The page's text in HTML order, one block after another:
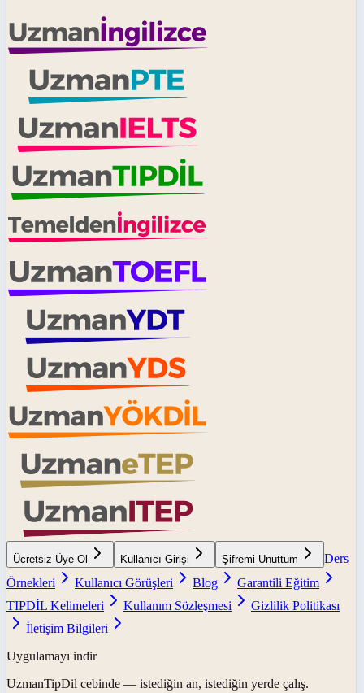
Ücretsiz Üye Ol Kullanıcı Girişi Şifremi Unuttum
Ders
Örnekleri
Kullanıcı Görüşleri Blog
Garantili Eğitim
TIPDİL Kelimeleri
Kullanım Sözleşmesi
Gizlilik Politikası
İletişim Bilgileri
Uygulamayı indir
UzmanTipDil cebinde — istediğin an, istediğin yerde çalış.